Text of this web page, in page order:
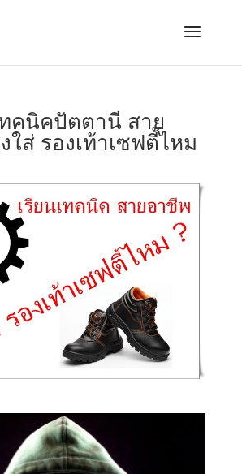
คนิคปัตตานี สาย
ใส่ รองเท้าเซฟตี้ไหม